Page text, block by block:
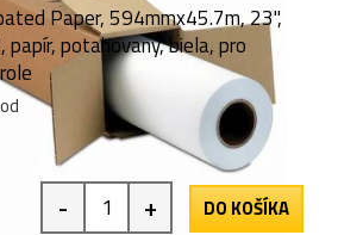
Paper, 594mmx45.7m, 23",
potahovaný, biela, pro
- + DO KOŠÍKA